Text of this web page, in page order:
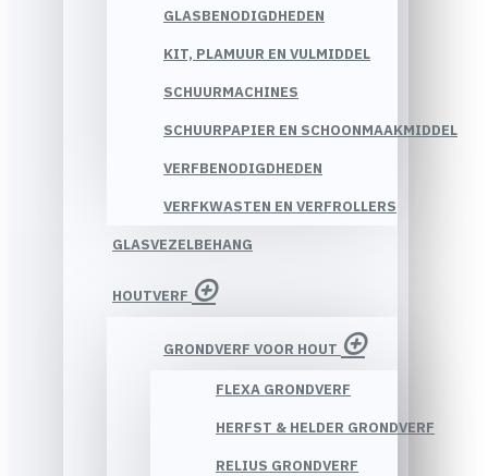
GLASBENODIGDHEDEN
KIT, PLAMUUR EN VULMIDDEL
SCHUURMACHINES
SCHUURPAPIER EN SCHOONMAAKMIDDEL
VERFBENODIGDHEDEN
VERFKWASTEN EN VERFROLLERS
GLASVEZELBEHANG
HOUTVERF
GRONDVERF VOOR HOUT
FLEXA GRONDVERF
HERFST & HELDER GRONDVERF
RELIUS GRONDVERF